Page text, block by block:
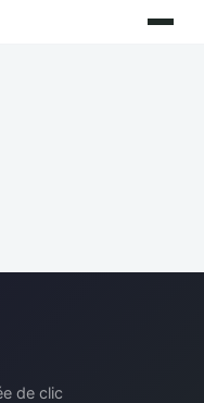
de clic